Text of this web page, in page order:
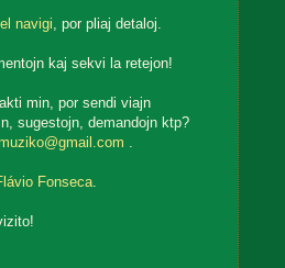
navigi, por pliaj detaloj.
kaj sekvi la retejon!
min, por sendi viajn
sugestojn, demandojn ktp?
.
Fonseca.